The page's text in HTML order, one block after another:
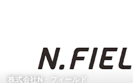
訪問看護正看護師
株式会社N・フィールド